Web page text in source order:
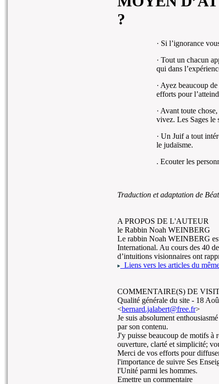
?
· Si l’ignorance
· Tout un chacun
qui dans
· Ayez beaucoup
efforts pour
· Avant toute
vivez. Les Sages le
· Un Juif a tout
le judaïsme.
. Ecouter les
Traduction et adaptation de
A PROPOS DE L'AUTEUR
le Rabbin Noah WEINBERG
Le rabbin Noah WEINBERG
International. Au cours des 40
d’intuitions visionnaires ont
Liens vers les articles du
COMMENTAIRE(S) DE
Qualité générale du site - 18
<bernard.jalabert@free.fr>
Je suis absolument
par son contenu.
J'y puisse beaucoup de motifs à
ouverture, clarté et simplicité;
Merci de vos efforts pour
l'importance de suivre Ses
l'Unité parmi les hommes.
Emettre un commentaire